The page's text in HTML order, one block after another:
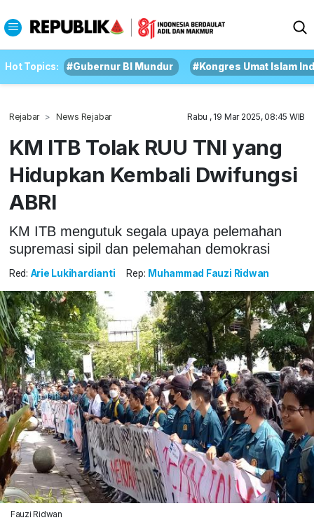
Hot Topics: #Gubernur BI Mundur #Kongres Umat Islam
Rejabar News Rejabar Rabu , 19 Mar 2025, 08:45 WIB
KM ITB Tolak RUU TNI yang
Hidupkan Kembali Dwifungsi
ABRI
KM ITB mengutuk segala upaya pelemahan
supremasi sipil dan pelemahan demokrasi
Red: Arie Lukihardianti Rep: Muhammad Fauzi Ridwan
Fauzi Ridwan